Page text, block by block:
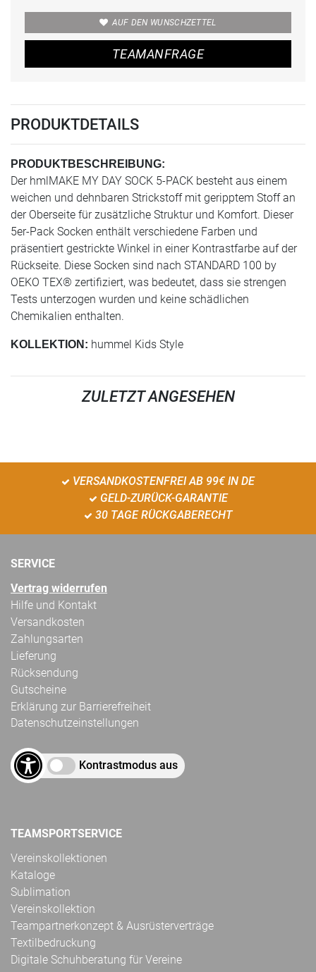
AUF DEN WUNSCHZETTEL
TEAMANFRAGE
PRODUKTDETAILS
PRODUKTBESCHREIBUNG:
Der hmlMAKE MY DAY SOCK 5-PACK besteht aus einem
weichen und dehnbaren Strickstoff mit geripptem Stoff an
der Oberseite für zusätzliche Struktur und Komfort. Dieser
5er-Pack Socken enthält verschiedene Farben und
präsentiert gestrickte Winkel in einer Kontrastfarbe auf der
Rückseite. Diese Socken sind nach STANDARD 100 by
OEKO TEX® zertifiziert, was bedeutet, dass sie strengen
Tests unterzogen wurden und keine schädlichen
Chemikalien enthalten.
KOLLEKTION: hummel Kids Style
ZULETZT ANGESEHEN
VERSANDKOSTENFREI AB 99€ IN DE
GELD-ZURÜCK-GARANTIE
30 TAGE RÜCKGABERECHT
SERVICE
Vertrag widerrufen
Hilfe und Kontakt
Versandkosten
Zahlungsarten
Lieferung
Rücksendung
Gutscheine
Erklärung zur Barrierefreiheit
Datenschutzeinstellungen
Kontrastmodus aus
TEAMSPORTSERVICE
Vereinskollektionen
Kataloge
Sublimation
Vereinskollektion
Teampartnerkonzept & Ausrüsterverträge
Textilbedruckung
Digitale Schuhberatung für Vereine